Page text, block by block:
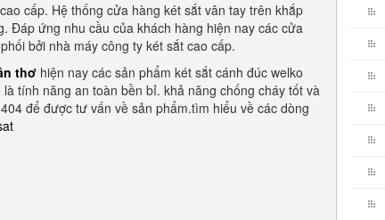
cấp. Hệ thống cửa hàng két sắt vân tay trên khắp
Đáp ứng nhu cầu của khách hàng hiện nay các cửa
bởi nhà máy công ty két sắt cao cấp.
thơ hiện nay các sản phẩm két sắt cánh đúc welko
tính năng an toàn bền bỉ. khả năng chống cháy tốt và
để được tư vấn về sản phẩm.tìm hiểu về các dòng